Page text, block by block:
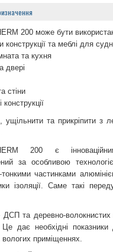
200 може бути
конструкції та меблі для
та кухня
двері
стіни
конструкції
ущільнити та прикріпити з
200 є
за особливою
частинками
ізоляції. Саме такі
ДСП та деревно-
дає необхідні показники
вологих приміщеннях.